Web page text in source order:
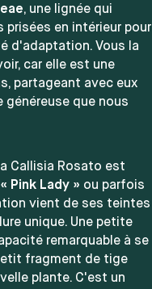
, une lignée qui
prisées en intérieur pour
d'adaptation. Vous la
car elle est une
partageant avec eux
que nous
Callisia Rosato est
« Pink Lady » ou parfois
vient de ses teintes
unique. Une petite
remarquable à se
fragment de tige
plante. C'est un